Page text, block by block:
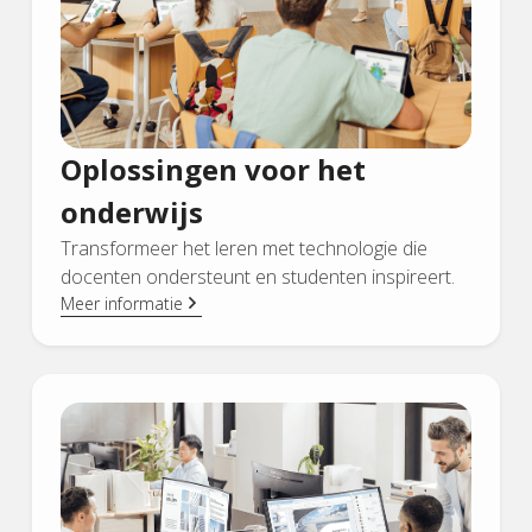
Oplossingen voor het
onderwijs
Transformeer het leren met technologie die
docenten ondersteunt en studenten inspireert.
Meer informatie